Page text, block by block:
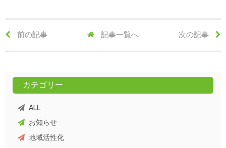
前の記事 記事一覧へ 次の記事
カテゴリー
ALL
お知らせ
地域活性化